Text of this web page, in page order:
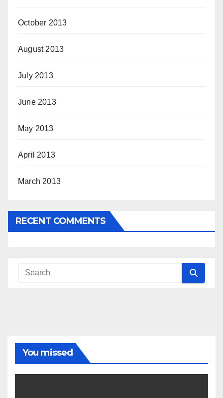
October 2013
August 2013
July 2013
June 2013
May 2013
April 2013
March 2013
RECENT COMMENTS
You missed